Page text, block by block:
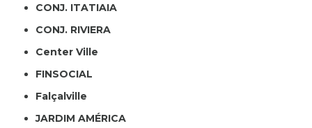
CONJ. ITATIAIA
CONJ. RIVIERA
Center Ville
FINSOCIAL
Falçalville
JARDIM AMÉRICA